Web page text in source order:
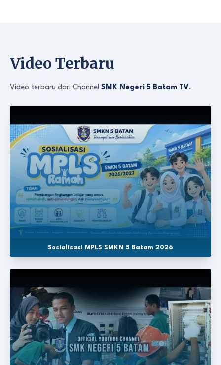
Video Terbaru
Video terbaru dari Channel SMK Negeri 5 Batam TV.
Sosialisasi MPLS SMKN 5 Batam 2026